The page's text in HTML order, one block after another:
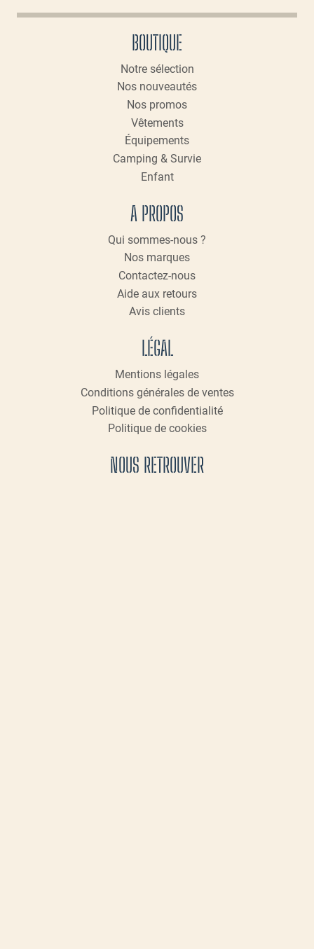
BOUTIQUE
Notre sélection
Nos nouveautés
Nos promos
Vêtements
Équipements
Camping & Survie
Enfant
A PROPOS
Qui sommes-nous ?
Nos marques
Contactez-nous
Aide aux retours
Avis clients
LÉGAL
Mentions légales
Conditions générales de ventes
Politique de confidentialité
Politique de cookies
NOUS RETROUVER